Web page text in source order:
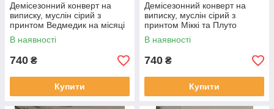
Демісезонний конверт на
виписку, муслін сірий з
принтом Ведмедик на місяці
В наявності
740 ₴
Купити
Демісезонний конверт на
виписку, муслін сірий з
принтом Міккі та Плуто
В наявності
740 ₴
Купити